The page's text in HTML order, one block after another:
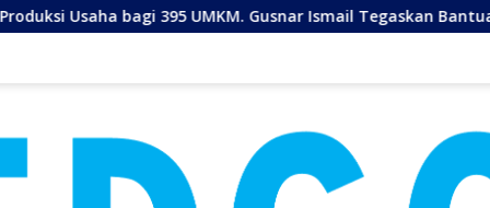
395 UMKM. Gusnar Ismail Tegaskan Bantuan Usaha